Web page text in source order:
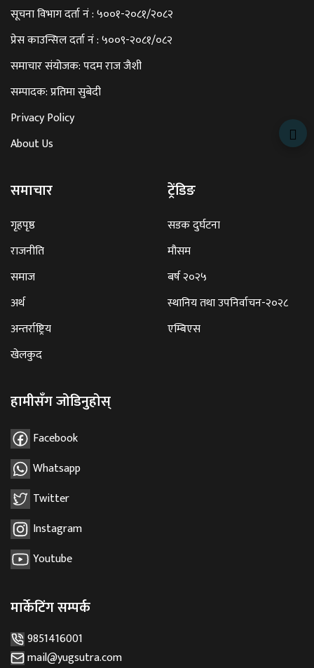
सूचना विभाग दर्ता नं : ५००१-२०८१/२०८२
प्रेस काउन्सिल दर्ता नं : ५००९-२०८१/०८२
समाचार संयोजक: पदम राज जैशी
सम्पादक: प्रतिमा सुबेदी
Privacy Policy
About Us
समाचार
गृहपृष्ठ
राजनीति
समाज
अर्थ
अन्तर्राष्ट्रिय
खेलकुद
ट्रेंडिङ
सडक दुर्घटना
मौसम
बर्ष २०२५
स्थानिय तथा उपनिर्वाचन-२०२८
एम्बिएस
हामीसँग जोडिनुहोस्
Facebook
Whatsapp
Twitter
Instagram
Youtube
मार्केटिंग सम्पर्क
9851416001
mail@yugsutra.com